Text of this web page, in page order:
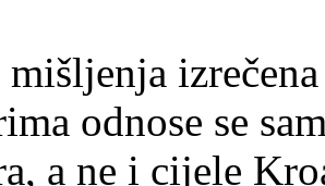
odnose se
a ne i cijele